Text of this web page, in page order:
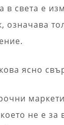
в света е
означава
ясно
не е за